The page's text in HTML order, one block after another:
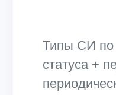
Типы СИ по
статуса +